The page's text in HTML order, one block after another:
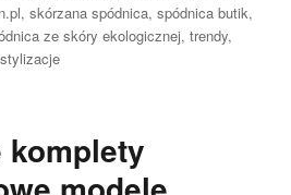
,skórzana spódnica,spódnica butik,
ze skóry ekologicznej,trendy,
komplety